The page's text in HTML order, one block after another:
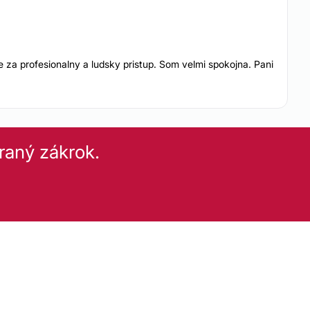
profesionalny a ludsky pristup. Som velmi spokojna. Pani
zákrok.